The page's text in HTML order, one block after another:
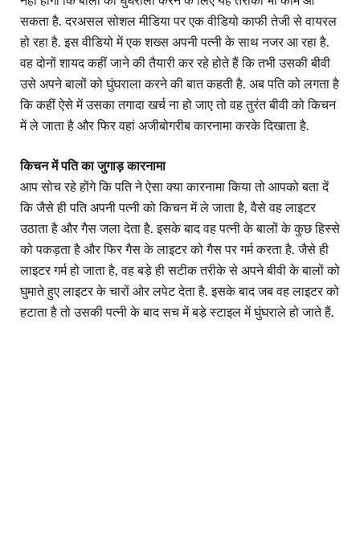
सकता है. दरअसल सोशल मीडिया पर एक वीडियो काफी तेजी से वायरल
हो रहा है. इस वीडियो में एक शख्स अपनी पत्नी के साथ नजर आ रहा है.
वह दोनों शायद कहीं जाने की तैयारी कर रहे होते हैं कि तभी उसकी बीवी
उसे अपने बालों को घुंघराला करने की बात कहती है. अब पति को लगता है
कि कहीं ऐसे में उसका तगादा खर्च ना हो जाए तो वह तुरंत बीवी को किचन
में ले जाता है और फिर वहां अजीबोगरीब कारनामा करके दिखाता है.
किचन में पति का जुगाड़ कारनामा
आप सोच रहे होंगे कि पति ने ऐसा क्या कारनामा किया तो आपको बता दें
कि जैसे ही पति अपनी पत्नी को किचन में ले जाता है, वैसे वह लाइटर
उठाता है और गैस जला देता है. इसके बाद वह पत्नी के बालों के कुछ हिस्से
को पकड़ता है और फिर गैस के लाइटर को गैस पर गर्म करता है. जैसे ही
लाइटर गर्म हो जाता है, वह बड़े ही सटीक तरीके से अपने बीवी के बालों को
घुमाते हुए लाइटर के चारों ओर लपेट देता है. इसके बाद जब वह लाइटर को
हटाता है तो उसकी पत्नी के बाद सच में बड़े स्टाइल में घुंघराले हो जाते हैं.